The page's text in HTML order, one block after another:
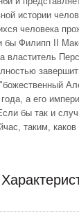
истории
человека
бы Филипп II
властитель
а его
бы так и
таким, каков